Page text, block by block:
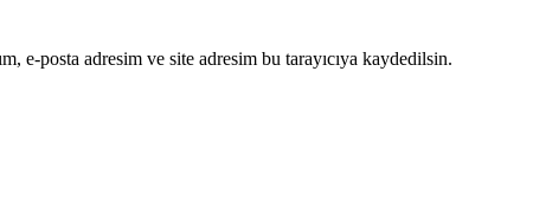
e-posta adresim ve site adresim bu tarayıcıya kaydedilsin.